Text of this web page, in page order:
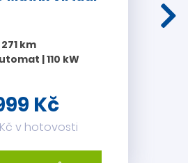
pomocíSPZna konkrétní vůz a to
se vztahuje na všechny vozy
se rozumí pojištění proti poruchám
km
| 110 kW
Kč
v hotovosti